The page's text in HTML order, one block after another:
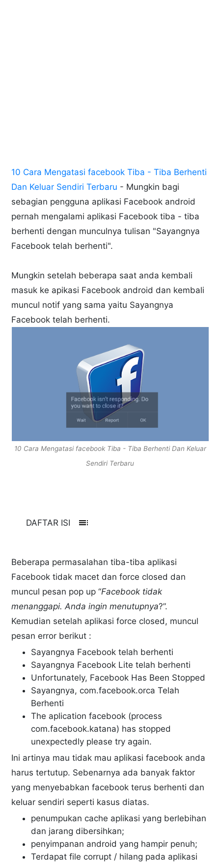
10 Cara Mengatasi facebook Tiba - Tiba Berhenti
Dan Keluar Sendiri Terbaru - Mungkin bagi
sebagian pengguna aplikasi Facebook android
pernah mengalami aplikasi Facebook tiba - tiba
berhenti dengan munculnya tulisan "Sayangnya
Facebook telah berhenti".
Mungkin setelah beberapa saat anda kembali
masuk ke apikasi Facebook android dan kembali
muncul notif yang sama yaitu Sayangnya
Facebook telah berhenti.
10 Cara Mengatasi facebook Tiba - Tiba Berhenti Dan Keluar
Sendiri Terbaru
DAFTAR ISI toc
Beberapa permasalahan tiba-tiba aplikasi
Facebook tidak macet dan force closed dan
muncul pesan pop up “Facebook tidak
menanggapi. Anda ingin menutupnya?”.
Kemudian setelah aplikasi force closed, muncul
pesan error berikut :
Sayangnya Facebook telah berhenti
Sayangnya Facebook Lite telah berhenti
Unfortunately, Facebook Has Been Stopped
Sayangnya, com.facebook.orca Telah
Berhenti
The aplication facebook (process
com.facebook.katana) has stopped
unexpectedly please try again.
Ini artinya mau tidak mau aplikasi facebook anda
harus tertutup. Sebenarnya ada banyak faktor
yang menyebabkan facebook terus berhenti dan
keluar sendiri seperti kasus diatas.
penumpukan cache aplikasi yang berlebihan
dan jarang dibersihkan;
penyimpanan android yang hampir penuh;
Terdapat file corrupt / hilang pada aplikasi